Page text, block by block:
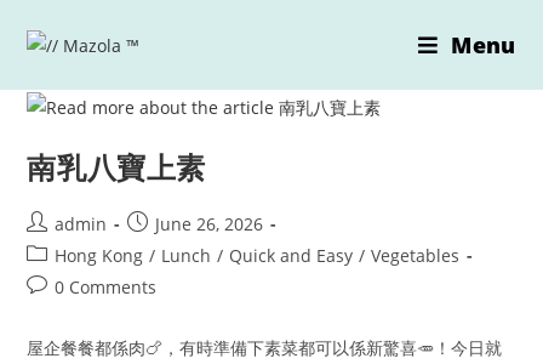
Menu
南乳八寶上素
Post
author:
admin
Post
published:
June 26, 2026
Post
category:
Hong Kong / Lunch / Quick and Easy / Vegetables
Post0 Comments
屋企餐餐都係肉🍗，有時準備下素菜都可以係新驚喜🥕！今日就